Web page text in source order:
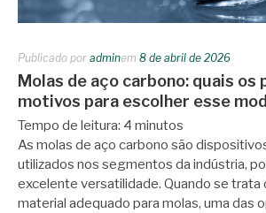
Publicado por adminem 8 de abril de 2026
Molas de aço carbono: quais os
motivos para escolher esse
Tempo de leitura: 4 minutos
As molas de aço carbono são
utilizados nos segmentos da indústria,
excelente versatilidade. Quando se trata
material adequado para molas, uma das